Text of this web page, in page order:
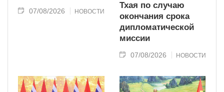
07/08/2026 НОВОСТИ
Тхая по случаю
окончания срока
дипломатической
миссии
07/08/2026 НОВОСТИ